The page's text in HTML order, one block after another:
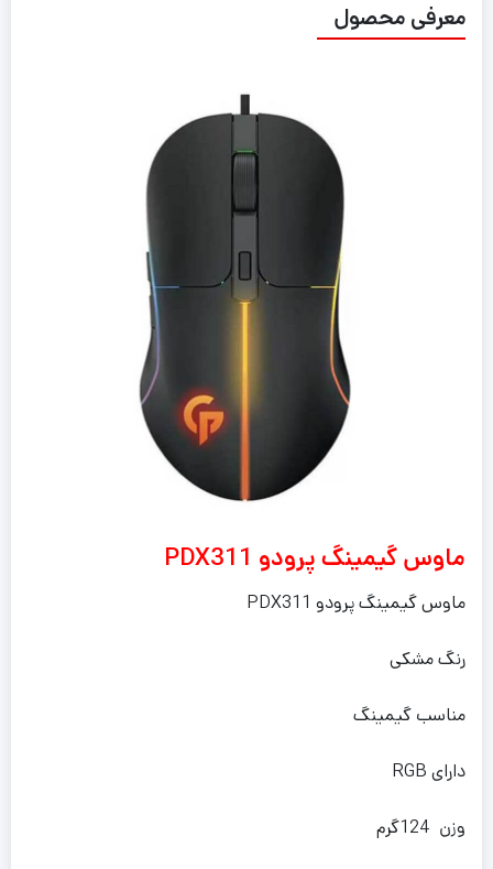
معرفی محصول
ماوس گیمینگ پرودو PDX311
ماوس گیمینگ پرودو PDX311
رنگ مشکی
مناسب گیمینگ
دارای RGB
وزن 124گرم